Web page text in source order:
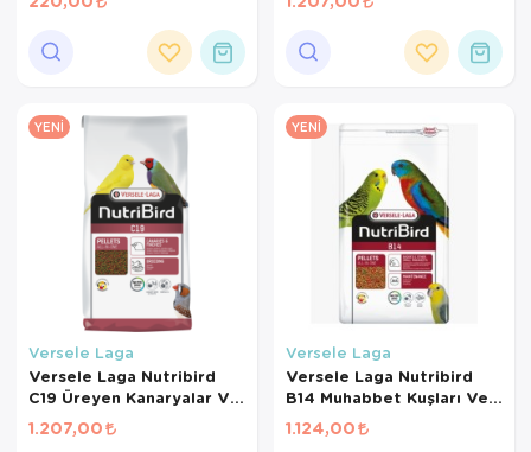
Yavru Köpek Ödül Maması
YENI
Versele Laga
Versele Laga Nutribird
C19 Üreyen Kanaryalar Ve
Finçler İçin Meyveli Pelet
Yem 3 Kg
1.207,00
YENI
Versele Laga
Versele Laga Nutribird
B14 Muhabbet Kuşları Ve
Mini Paraketler İçin
1.124,00